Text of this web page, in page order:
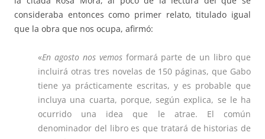
consideraba entonces como primer relato, titulado igual
que la obra que nos ocupa, afirmó:
«En agosto nos vemosformará parte de un libro que
incluirá otras tres novelas de 150 páginas, que Gabo
tiene ya prácticamente escritas, y es probable que
incluya una cuarta, porque, según explica, se le ha
ocurrido una idea que le atrae. El común
denominador del libro es que tratará de historias de